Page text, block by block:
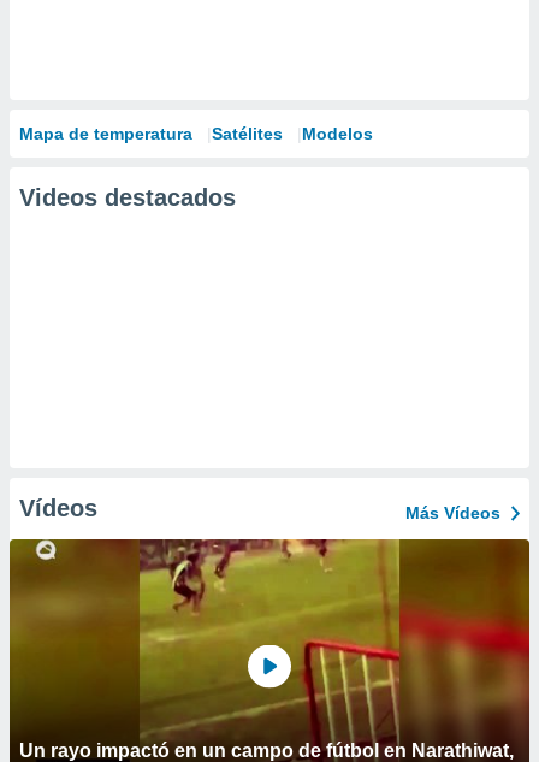
Mapa de temperatura Satélites Modelos
Videos destacados
Vídeos Más Vídeos
Un rayo impactó en un campo de fútbol en Narathiwat,